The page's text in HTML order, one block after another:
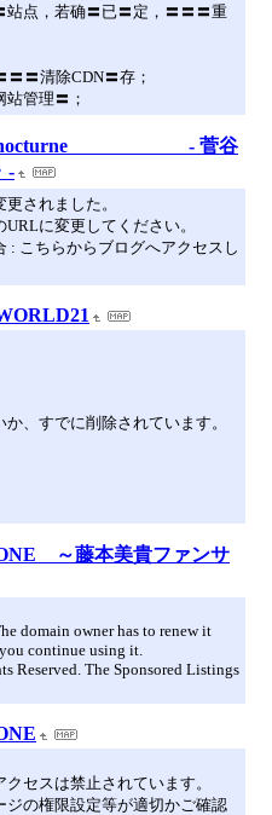
站点，若确〓已〓定，〓〓〓重
〓清除CDN〓存；
管理〓；
- 菅谷
-
されました。
に変更してください。
: こちらからブログへアクセスし
、すでに削除されています。
～藤本美貴ファンサ
domain owner has to renew it
continue using it.
Reserved. The Sponsored Listings
セスは禁止されています。
ジの権限設定等が適切かご確認